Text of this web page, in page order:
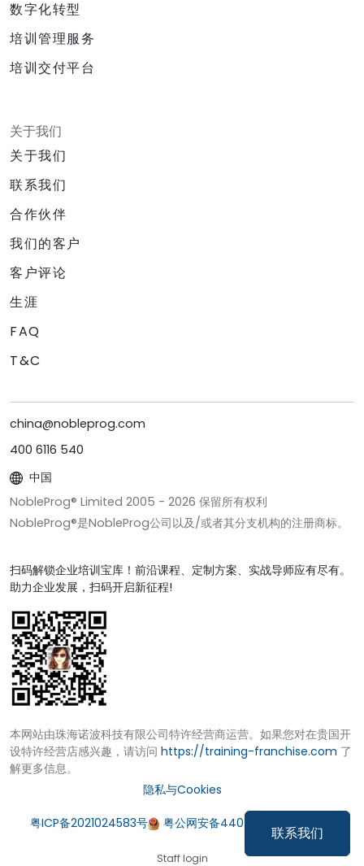
联系我们
数字化转型
培训管理服务
培训交付平台
关于我们
关于我们
联系我们
合作伙伴
我们的客户
客户评论
生涯
FAQ
T&C
china@nobleprog.com
400 6116 540
中国
NobleProg® Limited 2005 - 2026 保留所有权利
NobleProg®是NobleProg公司以及/或者其分支机构的注册商标。
扫码解锁企业培训宝库！前沿课程、定制方案、实战导师应有尽有。
助力企业发展，扫码开启新征程!
本网站由珠海诺波科技有限公司特许经营商运营。如果您对在贵国开
设特许经营店感兴趣，请访问 https://training-franchise.com 了
解更多信息。
隐私与Cookies
粤ICP备2021024583号 粤公网安备44049002000972号
Staff login